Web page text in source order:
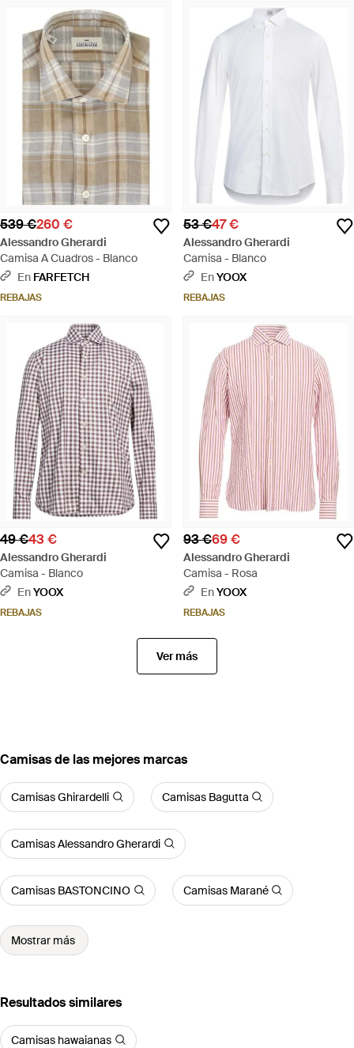
539 €260 €
Alessandro Gherardi
Camisa A Cuadros - Blanco
En FARFETCH
REBAJAS
53 €47 €
Alessandro Gherardi
Camisa - Blanco
EnYOOX
REBAJAS
49 €43 €
Alessandro Gherardi
Camisa - Blanco
EnYOOX
REBAJAS
93 €69 €
Alessandro Gherardi
Camisa - Rosa
EnYOOX
REBAJAS
Ver más
Camisas de las mejores marcas
Camisas Ghirardelli Camisas Bagutta
Camisas Alessandro Gherardi
Camisas BASTONCINO Camisas Marané
Mostrar más
Resultados similares
Camisas hawaianas